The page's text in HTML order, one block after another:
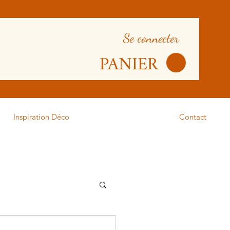
Se connecter
PANIER
Inspiration Déco Contact